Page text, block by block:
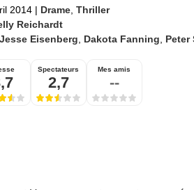
2014 | Drame, Thriller
Reichardt
Jesse Eisenberg Dakota Fanning Peter
Spectateurs
2,7
Mes amis
--